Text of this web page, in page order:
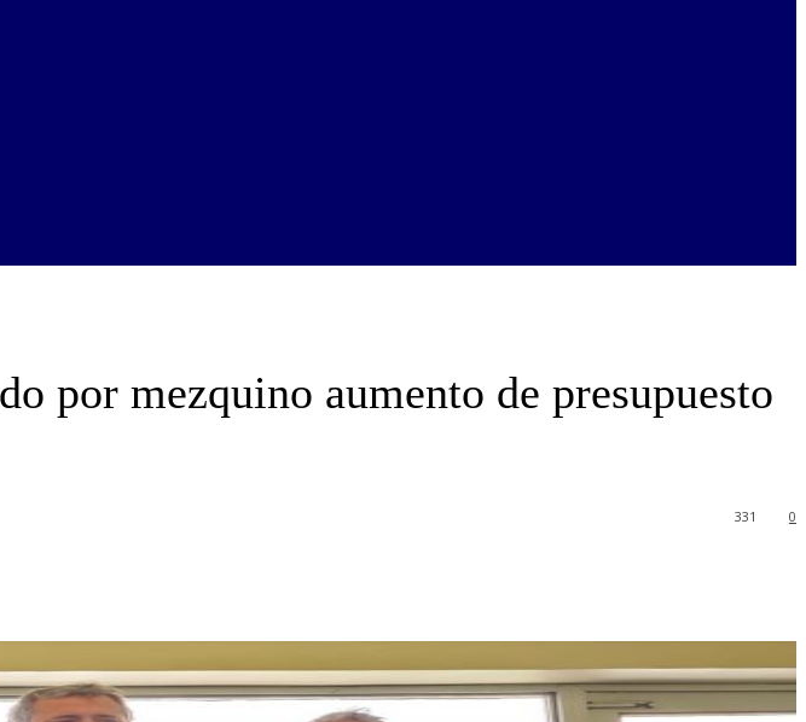
por mezquino aumento de presupuesto
0
331